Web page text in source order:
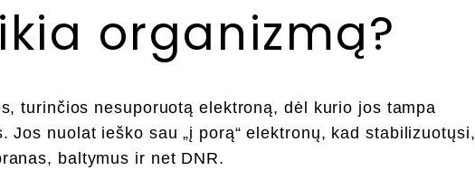
organizmą?
turinčios nesuporuotą elektroną, dėl kurio jos tampa
Jos nuolat ieško sau „į porą“ elektronų, kad stabilizuotųsi,
baltymus ir net DNR.